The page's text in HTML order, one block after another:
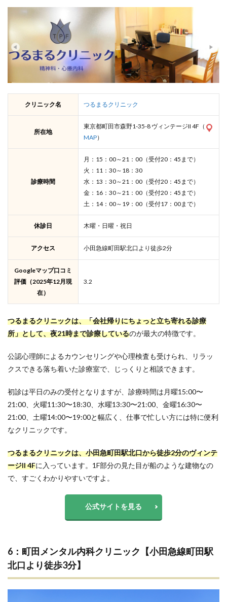
クリニック名 つるまるクリニック
所在地
東京都町田市森野1-35-8 ヴィンテージII 4F（
MAP）
診療時間
月：15：00～21：00（受付20：45まで）
火：11：30～18：30
水：13：30～21：00（受付20：45まで）
金：16：30～21：00（受付20：45まで）
土：14：00～19：00（受付17：00まで）
休診日 木曜・日曜・祝日
アクセス 小田急線町田駅北口より徒歩2分
Googleマップ口コミ
評価（2025年12月現
在）
3.2
つるまるクリニックは、「会社帰りにちょっと立ち寄れる診療
所」として、夜21時まで診療しているのが最大の特徴です。
公認心理師によるカウンセリングや心理検査も受けられ、リラッ
クスできる落ち着いた診療室で、じっくりと相談できます。
初診は平日のみの受付となりますが、診療時間は月曜15:00〜
21:00、火曜11:30〜18:30、水曜13:30〜21:00、金曜16:30〜
21:00、土曜14:00〜19:00と幅広く、仕事で忙しい方には特に便利
なクリニックです。
つるまるクリニックは、小田急町田駅北口から徒歩2分のヴィンテ
ージII 4Fに入っています。1F部分の見た目が船のような建物なの
で、すごくわかりやすいですよ。
公式サイトを見る
6：町田メンタル内科クリニック【小田急線町田駅
北口より徒歩3分】